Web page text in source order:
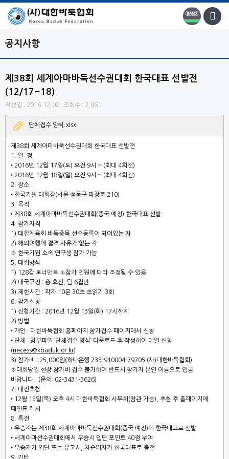
공지사항
제38회 세계아마바둑선수권대회 한국대표 선발전
(12/17~18)
작성일 : 2016.12.02 조회수 : 2,061
단체접수 양식.xlsx
제 38회 세계아마바둑선수권대회 한국대표 선발전
1. 일 정
‣ 2016년 12월 17일(토) 오전 9시 ~ (최대 4회전)
‣ 2016년 12월 18일(일) 오전 9시 ~ (최대 4회전)
2. 장소
‣ 한국기원 대회장(서울 성동구 마장로 210)
3. 목적
‣ 제 38회 세계아마바둑선수권대회 (중국 예정) 한국대표 선발
4. 참가자격
1) 대한체육회 바둑종목 선수등록이 되어있는 자
2) 해외여행에 결격 사유가 없는 자
※ 한국기원 소속 연구생 참가 가능
5. 대회방식
1) 128강 토너먼트 ※참가 인원에 따라 조정될 수 있음
2) 대국규정 : 총 호선 덤 6집반
3) 제한시간 : 각자 10분 30초 초읽기 3회
6. 참가신청
1) 신청기간 : 2016년 12월 13일(화) 17시까지
2) 방법
‣ 개인 : 대한바둑협회 홈페이지 참가접수 페이지에서 신청
‣ 단체 : 첨부파일 ‘단체접수 양식’ 다운로드 후 작성하여 메일 신청
(necess@kbaduk.or.kr)
3) 참가비 : 25,000원 (하나은행 235-910004-79705 (사)대한바둑협회)
※대회당일 현장 참가비 접수 불가하며 반드시 참가자 본인 이름으로 입금
바랍니다
(문의: 02-3431-5626)
7. 대진추첨
‣ 12월 15일(목) 오후 4시 대한바둑협회 사무처(참관 가능)
추첨 후 홈페이지에
대진표 게시
8. 특전
‣ 우승자는 제 38회 세계아마바둑선수권대회 (중국 예정)에 한국대표로 선발
‣ 세계아마선수권대회에서 우승시 입단 포인트 40점 부여
‣ 우승자가 입단 또는 유고시
차순위자가 한국대표로 출전
9. 기타